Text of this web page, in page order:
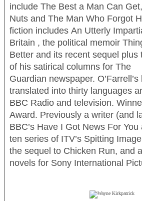
include The Best a Man Can Get,
Nuts and The Man Who Forgot
fiction includes An Utterly
Britain , the political memoir
Better and its recent sequel plus
of his satirical columns for The
Guardian newspaper.
translated into thirty languages
BBC Radio and television.
Award. Previously a writer (and
BBC’s Have I Got News For You
ten series of ITV’s Spitting Image
the sequel to Chicken Run, and
novels for Sony International